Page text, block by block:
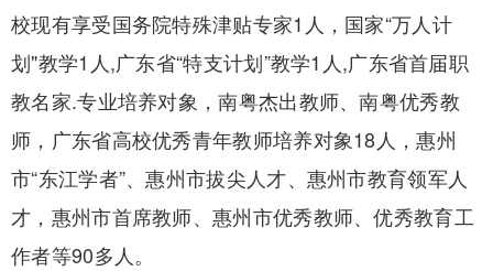
校现有享受国务院特殊津贴专家1人，国家“万人计
划"教学1人,广东省“特支计划”教学1人,广东省首届职
教名家.专业培养对象，南粤杰出教师、南粤优秀教
师，广东省高校优秀青年教师培养对象18人，惠州
市“东江学者”、惠州市拔尖人才、惠州市教育领军人
才，惠州市首席教师、惠州市优秀教师、优秀教育工
作者等90多人。